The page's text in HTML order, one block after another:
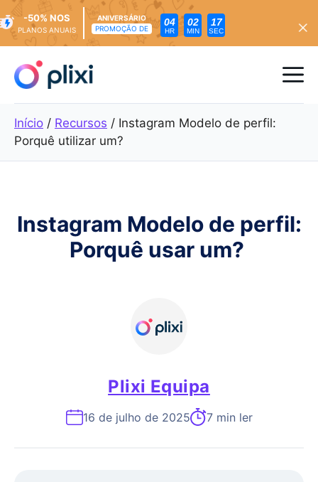
para
conteúdo
-50% NOS
PLANOS ANUAIS
ANIVERSÁRIO
PROMOÇÃO DE
04
HR
02
MIN
15
SEC
Início / Recursos / Instagram Modelo de perfil:
Porquê utilizar um?
Instagram Modelo de perfil:
Porquê usar um?
Plixi Equipa
16 de julho de 2025 7 min ler